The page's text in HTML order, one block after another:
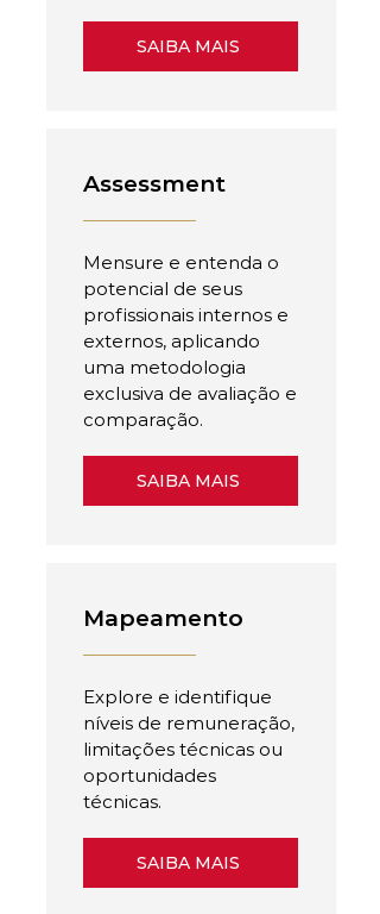
SAIBA MAIS
Assessment
Mensure e entenda o
potencial de seus
profissionais internos e
externos, aplicando
uma metodologia
exclusiva de avaliação e
comparação.
SAIBA MAIS
Mapeamento
Explore e identifique
níveis de remuneração,
limitações técnicas ou
oportunidades
técnicas.
SAIBA MAIS